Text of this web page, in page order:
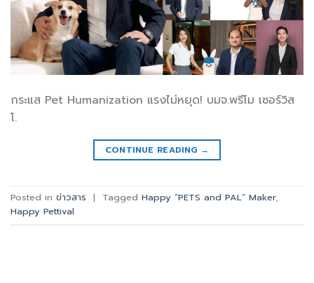
กระแส Pet Humanization แรงไม่หยุด! บมจ.พรีโม เซอร์วิส
โ.
CONTINUE READING →
Posted in ข่าวสาร | Tagged Happy “PETS and PAL” Maker,
Happy Pettival